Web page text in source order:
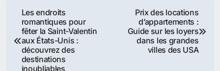
Navigation
de
l’article
Les endroits
romantiques pour
fêter la Saint-Valentin
aux États-Unis :
découvrez des
destinations
inoubliables
Prix des locations
d’appartements :
Guide sur les loyers
dans les grandes
villes des USA